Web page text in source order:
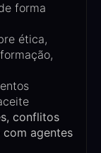
forma
ética,
conflitos
agentes